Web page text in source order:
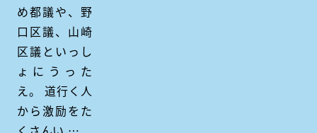
め都議や、野
口区議、山崎
区議といっし
ょにうった
え。 道行く人
から激励をた